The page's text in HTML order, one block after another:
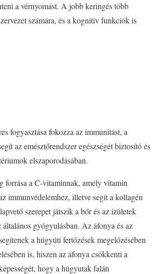
a vérnyomást. A jobb keringés több
számára, és a kognitív funkciók is
fogyasztása fokozza az immunitást, a
az emésztőrendszer egészségét biztosító és
elszaporodásában.
forrása a C-vitaminnak, amely vitamin
immunvédelemhez, illetve segít a kollagén
szerepet játszik a bőr és az ízületek
általános gyógyulásban. Az áfonya és az
a húgyúti fertőzések megelőzésében
is, hiszen az áfonya csökkenti a
hogy a húgyutak falán